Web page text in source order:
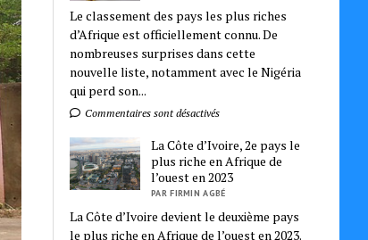
Le classement des pays les plus riches
d’Afrique est officiellement connu. De
nombreuses surprises dans cette
nouvelle liste, notamment avec le Nigéria
qui perd son...
Commentaires sont désactivés
La Côte d’Ivoire, 2e pays le
plus riche en Afrique de
l’ouest en 2023
PAR FIRMIN AGBÉ
La Côte d’Ivoire devient le deuxième pays
le plus riche en Afrique de l’ouest en 2023.